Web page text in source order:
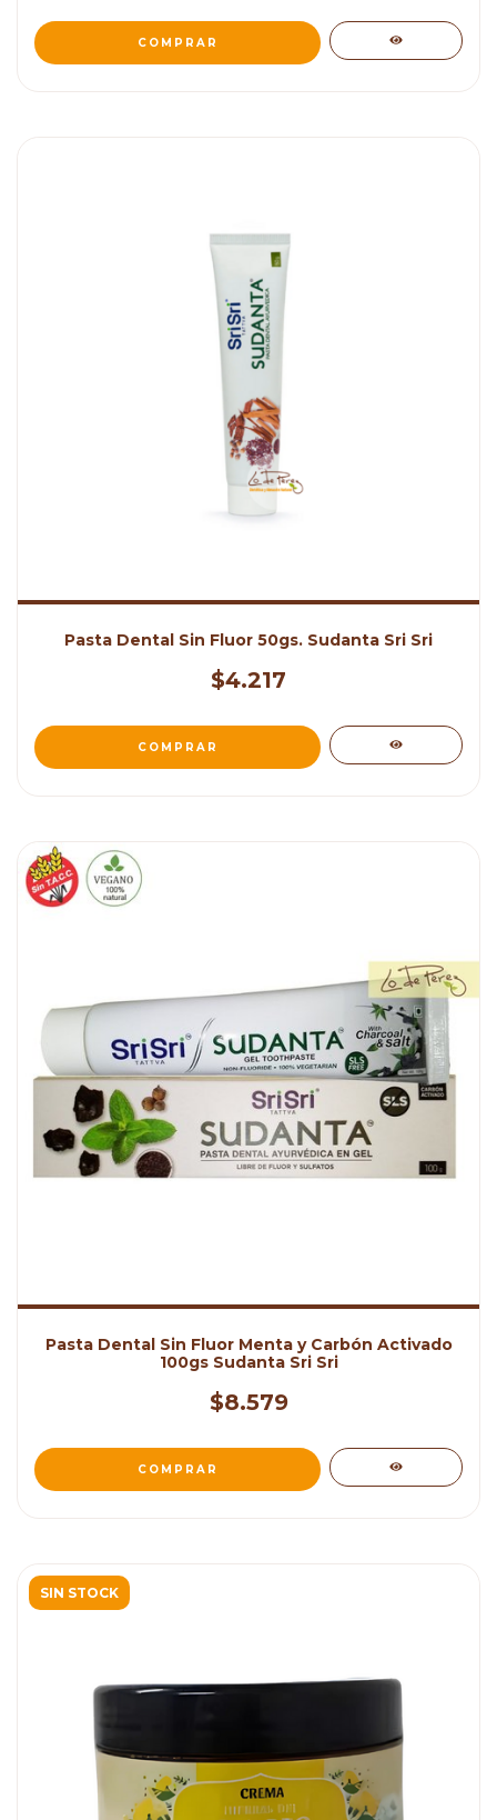
Pasta Dental Sin Fluor 50gs. Sudanta Sri Sri
$4.217
Pasta Dental Sin Fluor Menta y Carbón Activado
100gs Sudanta Sri Sri
$8.579
SIN STOCK